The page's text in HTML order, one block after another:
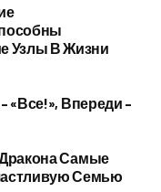
Узлы В Жизни
«все!», Впереди –
Дракона Самые
Семью